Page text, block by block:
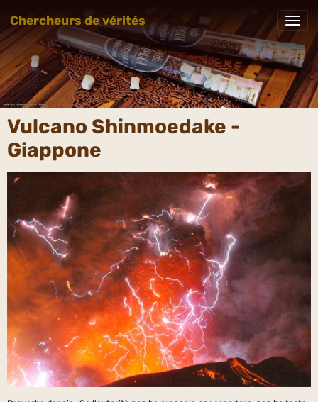
Chercheurs de vérités
Vulcano Shinmoedake -
Giappone